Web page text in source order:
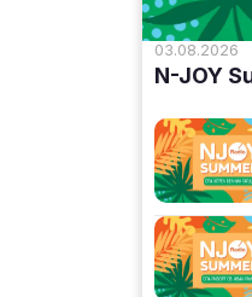
03.08.2026
N-JOY